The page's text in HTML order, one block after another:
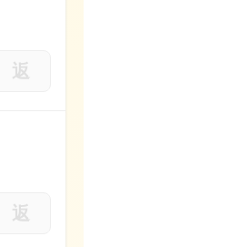
返
返